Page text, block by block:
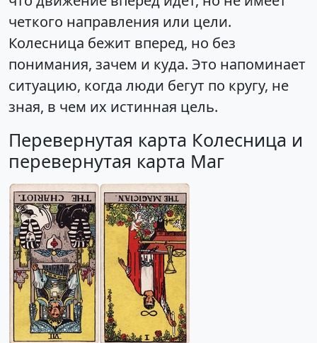
четкого направления или цели.
Колесница бежит вперед, но без
понимания, зачем и куда. Это напоминает
ситуацию, когда люди бегут по кругу, не
зная, в чем их истинная цель.
Перевернутая карта Колесница и
перевернутая карта Маг